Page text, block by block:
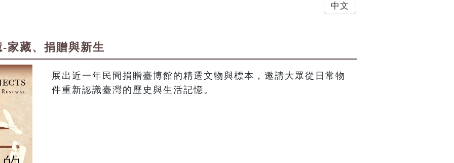
家藏、捐贈與新生
展出近一年民間捐贈臺博館的精選文物與標本，邀請大眾從日常物
件重新認識臺灣的歷史與生活記憶。